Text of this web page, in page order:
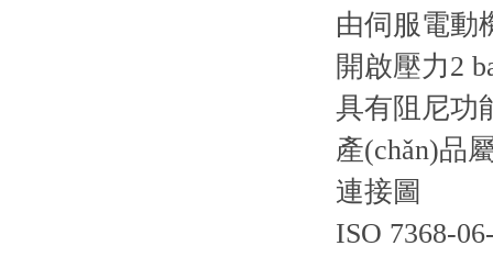
由伺服電動
開啟壓力2
具有阻尼功
產(chǎn)品
連接圖
ISO 7368-